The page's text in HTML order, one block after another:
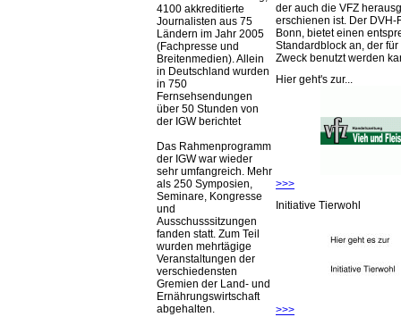
4100 akkreditierte
Journalisten aus 75
Ländern im Jahr 2005
(Fachpresse und
Breitenmedien). Allein
in Deutschland wurden
in 750
Fernsehsendungen
über 50 Stunden von
der IGW berichtet
Das Rahmenprogramm
der IGW war wieder
sehr umfangreich. Mehr
als 250 Symposien,
Seminare, Kongresse
und
Ausschusssitzungen
fanden statt. Zum Teil
wurden mehrtägige
Veranstaltungen der
verschiedensten
Gremien der Land- und
Ernährungswirtschaft
abgehalten.
der auch die VFZ
erschienen ist. Der DVH-
Bonn, bietet einen
Standardblock an, der
Zweck benutzt werden
Hier geht's zur...
>>>
Initiative Tierwohl
>>>